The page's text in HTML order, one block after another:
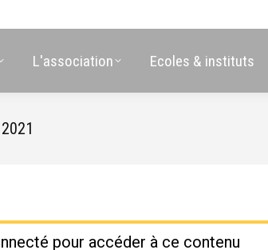
L'association Ecoles & instituts
pour accéder à ce contenu